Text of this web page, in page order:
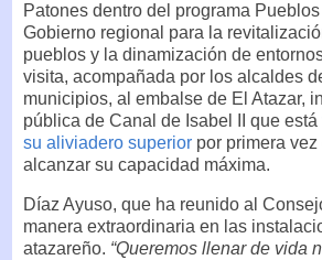
Patones dentro del programa
Gobierno regional para la
pueblos y la dinamización de
visita, acompañada por los alcaldes
municipios, al embalse de El Atazar,
pública de Canal de Isabel II que está
su aliviadero superior por primera
alcanzar su capacidad máxima.
Díaz Ayuso, que ha reunido al
manera extraordinaria en las
atazareño. “Queremos llenar de vida